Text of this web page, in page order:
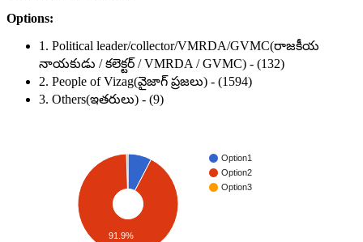
Options:
1. Political leader/collector/VMRDA/GVMC(రాజకీయ
నాయకుడు / కలెక్టర్ / VMRDA / GVMC) - (132)
2. People of Vizag(వైజాగ్ ప్రజలు) - (1594)
3. Others(ఇతరులు) - (9)
Option1
Option2
Option3
91.9%